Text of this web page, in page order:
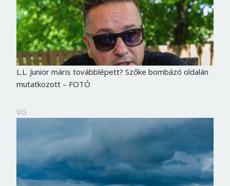
L.L. Junior máris továbblépett? Szőke bombázó oldalán
mutatkozott – FOTÓ
VG